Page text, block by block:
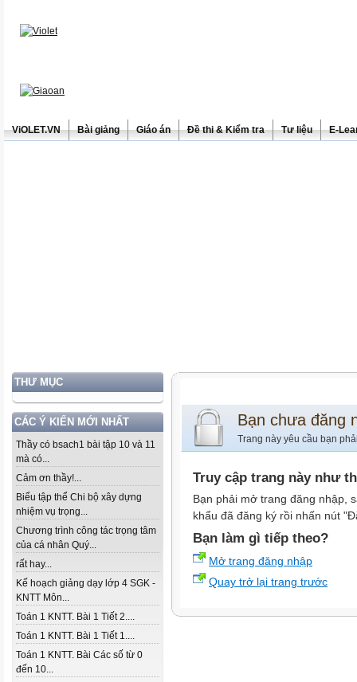
ViOLET.VN Bài giảng Giáo án Đề thi & Kiểm tra Tư liệu E-
THƯ MỤC
CÁC Ý KIẾN MỚI NHẤT
Thầy có bsach1 bài tập 10 và 11
mà có...
Cảm ơn thầy!...
Biểu tập thể Chi bộ xây dựng
nhiệm vụ trọng...
Chương trình công tác trọng tâm
của cá nhân Quý...
rất hay...
Kế hoạch giảng dạy lớp 4 SGK -
KNTT Môn...
Toán 1 KNTT. Bài 1 Tiết 2....
Toán 1 KNTT. Bài 1 Tiết 1....
Toán 1 KNTT. Bài Các số từ 0
đến 10...
Bạn chưa đăng
Trang này yêu cầu bạn
Truy cập trang này như
Bạn phải mở trang đăng nhập,
khẩu đã đăng ký rồi nhấn nút
Bạn làm gì tiếp theo?
Mở trang đăng nhập
Quay trở lại trang trước